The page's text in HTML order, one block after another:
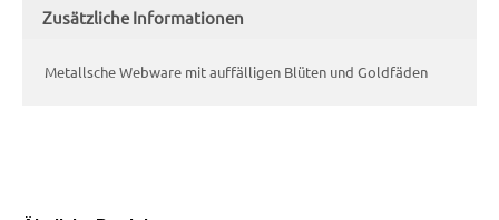
Zusätzliche Informationen
Metallsche Webware mit auffälligen Blüten und Goldfäden